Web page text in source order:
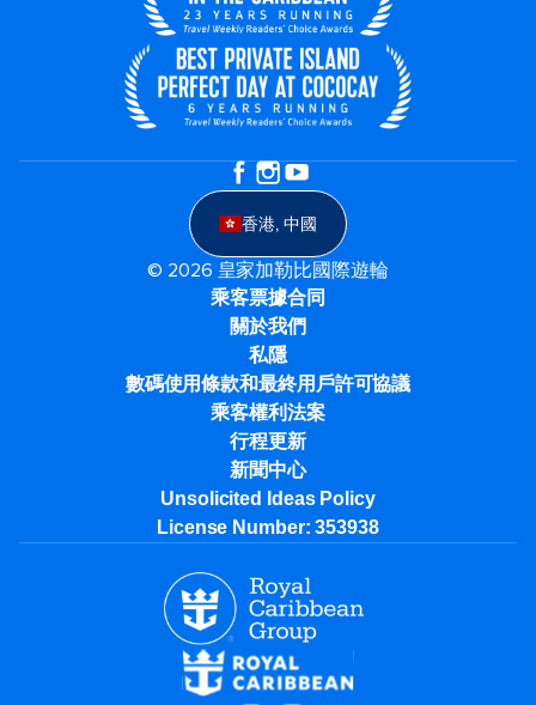
香港, 中國
© 2026 皇家加勒比國際遊輪
乘客票據合同
關於我們
私隱
數碼使用條款和最終用戶許可協議
乘客權利法案
行程更新
新聞中心
Unsolicited Ideas Policy
License Number: 353938